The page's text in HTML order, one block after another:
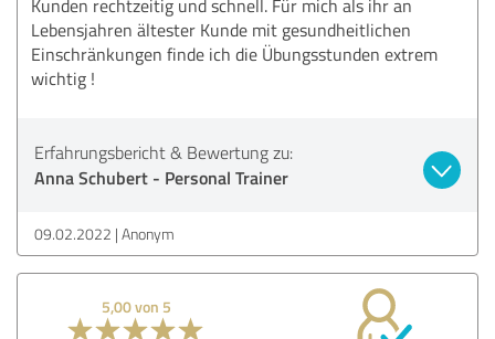
Kunden rechtzeitig und schnell. Für mich als ihr an
Lebensjahren ältester Kunde mit gesundheitlichen
Einschränkungen finde ich die Übungsstunden extrem
wichtig !
Erfahrungsbericht & Bewertung zu:
Anna Schubert - Personal Trainer
09.02.2022 Anonym
5,00 von 5